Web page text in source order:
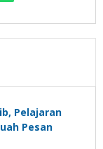
Pelajaran
Pesan